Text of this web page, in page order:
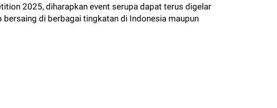
2025, diharapkan event serupa dapat terus digelar
di berbagai tingkatan di Indonesia maupun